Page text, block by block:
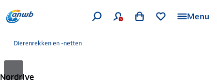
Menu
Dierenrekken en -netten
Nordrive